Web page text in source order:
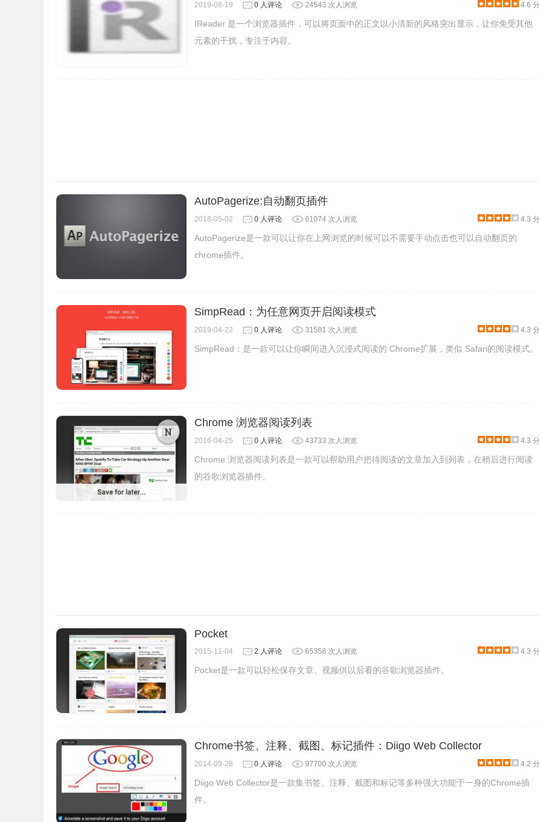
4.在弹出的阅读提示中会显示一个光标，这时候用户可以尝试着跟着光标来慢慢加快自己的阅读速度，如图：
Reedy的注意事项
弹出的窗口中粘贴想要阅读的文本，并启动Reedy阅读功能。
2.使用Reedy插件要坚持，如果三天打鱼两天晒网那么想要提高阅读速度也是不可能的。
3.Reedy插件只是一个辅助用户提高阅读速度的工具，具体的提升效果还要靠用户对这方便的努力。
2019-08-19 0 人评论 24543 次人浏览 4.6 分
IReader 是一个浏览器插件，可以将页面中的正文以小清新的风格突出显示，让你免受其他
元素的干扰，专注于内容。
AutoPagerize:自动翻页插件
2018-05-02 0 人评论 61074 次人浏览 4.3 分
AutoPagerize是一款可以让你在上网浏览的时候可以不需要手动点击也可以自动翻页的
chrome插件。
SimpRead：为任意网页开启阅读模式
2019-04-22 0 人评论 31581 次人浏览 4.3 分
SimpRead：是一款可以让你瞬间进入沉浸式阅读的 Chrome扩展，类似 Safari的阅读模式。
Chrome 浏览器阅读列表
2016-04-25 0 人评论 43733 次人浏览 4.3 分
Chrome 浏览器阅读列表是一款可以帮助用户把待阅读的文章加入到列表，在稍后进行阅读
的谷歌浏览器插件。
Pocket
2015-11-04 2 人评论 65358 次人浏览 4.3 分
Pocket是一款可以轻松保存文章、视频供以后看的谷歌浏览器插件。
Chrome书签、注释、截图、标记插件：Diigo Web Collector
2014-09-28 0 人评论 97700 次人浏览 4.2 分
Diigo Web Collector是一款集书签、注释、截图和标记等多种强大功能于一身的Chrome插
件。